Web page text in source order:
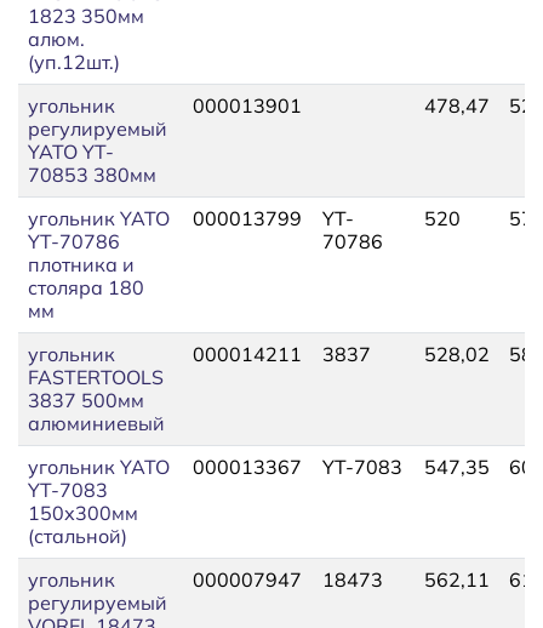
1823 350мм
алюм.
(уп.12шт.)
угольник
регулируемый
YATO YT-
70853 380мм
000013901 478,47
угольник YATO
YT-70786
плотника и
столяра 180
мм
000013799
YT-
70786
520
угольник
FASTERTOOLS
3837 500мм
алюминиевый
000014211 3837 528,02
угольник YATO
YT-7083
150х300мм
(стальной)
000013367 YT-7083 547,35
угольник
регулируемый
000007947 18473 562,11